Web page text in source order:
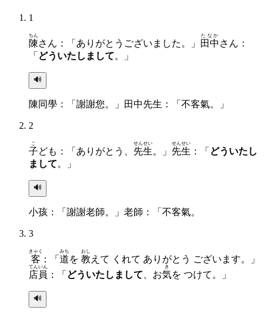
1
陳
ちん
さん：「ありがとうございました。」 田中
たなか
さん：
「 どういたしまして。」
🔊
陳同學：「謝謝您。」田中先生：「不客氣。」
2
子
こ
ども：「ありがとう、 先生
せんせい
。」 先生
せんせい
：「 どういたし
まして。」
🔊
小孩：「謝謝老師。」老師：「不客氣。
3
客
きゃく
：「 道
みち
を 教
おし
えて くれて ありがとう ございます。」
店員
てんいん
：「 どういたしまして 、お気
き
を つけて。」
🔊